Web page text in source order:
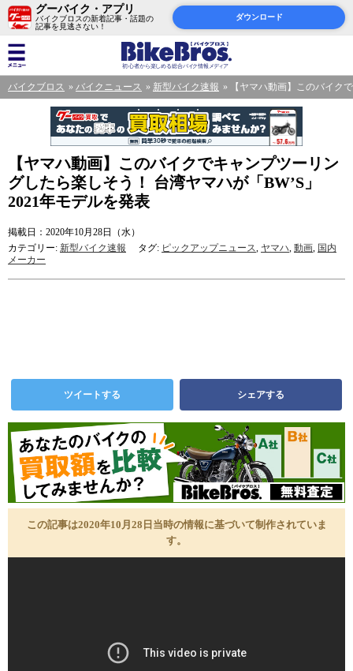
グーバイク・アプリ
バイクブロスの新着記事・話題の
記事を見逃さない！
ダウンロード
バイクブロス バイクニュース 新型バイク速報 【ヤマハ動画】このバイク
【ヤマハ動画】このバイクでキャンプツーリン
グしたら楽しそう！ 台湾ヤマハが「BW’S」
2021年モデルを発表
掲載日：2020年10月28日（水）
カテゴリー: 新型バイク速報 タグ: ピックアップニュース, ヤマハ, 動画, 国内
メーカー
ツイートする シェアする
この記事は2020年10月28日当時の情報に基づいて制作されていま
す。